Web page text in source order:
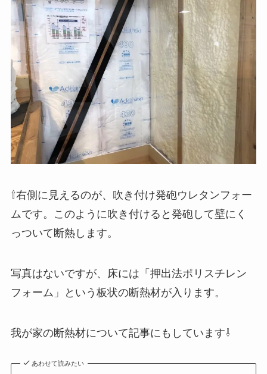
⇧右側に見えるのが、吹き付け発砲ウレタンフォー
ムです。このように吹き付けると発砲して壁にく
っついて断熱します。
写真はないですが、床には「押出法ポリスチレン
フォーム」という板状の断熱材が入ります。
我が家の断熱材について記事にもしています⇩
あわせて読みたい